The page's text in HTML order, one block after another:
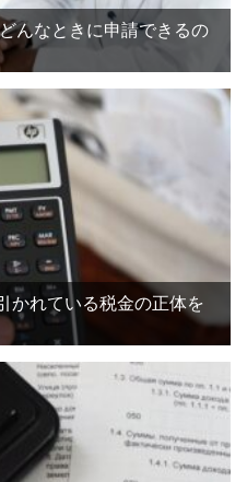
んなときに申請できるの
かれている税金の正体を